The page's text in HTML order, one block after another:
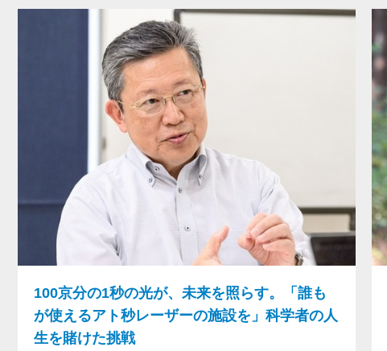
100京分の1秒の光が、未来を照らす。「誰も
が使えるアト秒レーザーの施設を」科学者の人
生を賭けた挑戦